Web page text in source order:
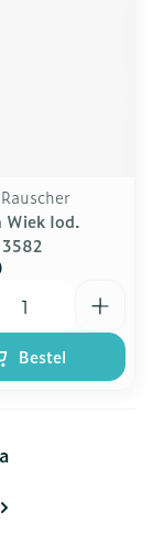
Wiek Iod.
Bestel